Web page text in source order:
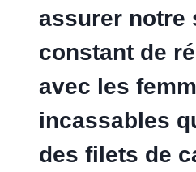
assurer notre
constant de
avec les
incassables
des filets de